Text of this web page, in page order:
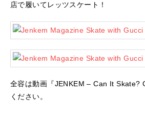
店で履いてレッツスケート！
全容は動画『JENKEM – Can It Skate?
ください。